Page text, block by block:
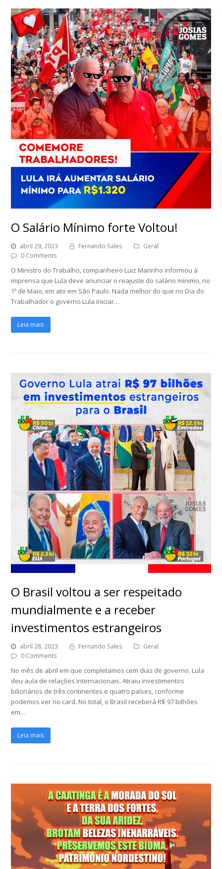
O Salário Mínimo forte Voltou!
abril 29, 2023 Fernando Sales
Geral
0 Comments
O Ministro do Trabalho, companheiro Luiz Marinho informou à
imprensa que Lula deve anunciar o reajuste do salário mínimo, no
1º de Maio, em ato em São Paulo. Nada melhor do que no Dia do
Trabalhador o governo Lula iniciar…
Leia mais
O Brasil voltou a ser respeitado
mundialmente e a receber
investimentos estrangeiros
abril 28, 2023 Fernando Sales
Geral
0 Comments
No mês de abril em que completamos cem dias de governo, Lula
deu aula de relações internacionais. Atraiu investimentos
bilionários de três continentes e quatro países, conforme
podemos ver no card. No total, o Brasil receberá R$ 97 bilhões
em…
Leia mais